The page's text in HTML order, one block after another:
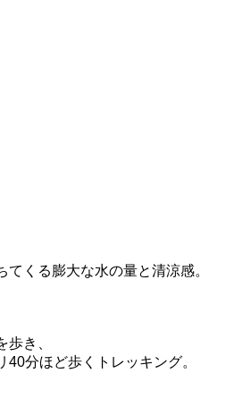
てくる膨大な水の量と清涼感。
き、
40分ほど歩くトレッキング。